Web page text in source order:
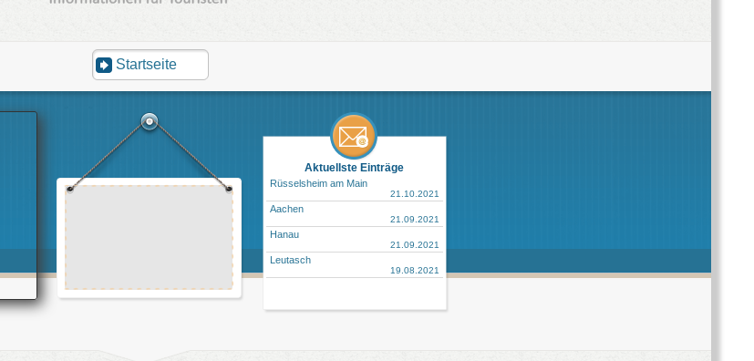
Startseite
Aktuellste Einträge
Rüsselsheim am Main
21.10.2021
Aachen
21.09.2021
Hanau
21.09.2021
Leutasch
19.08.2021